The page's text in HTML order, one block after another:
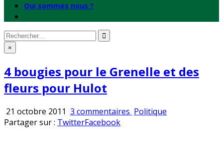
Qui sommes nous ?
Rechercher
: ×
4 bougies pour le Grenelle et des
fleurs pour Hulot
21 octobre 2011 3 commentaires sur
Publié
Politique
Partager sur : TwitterFacebook